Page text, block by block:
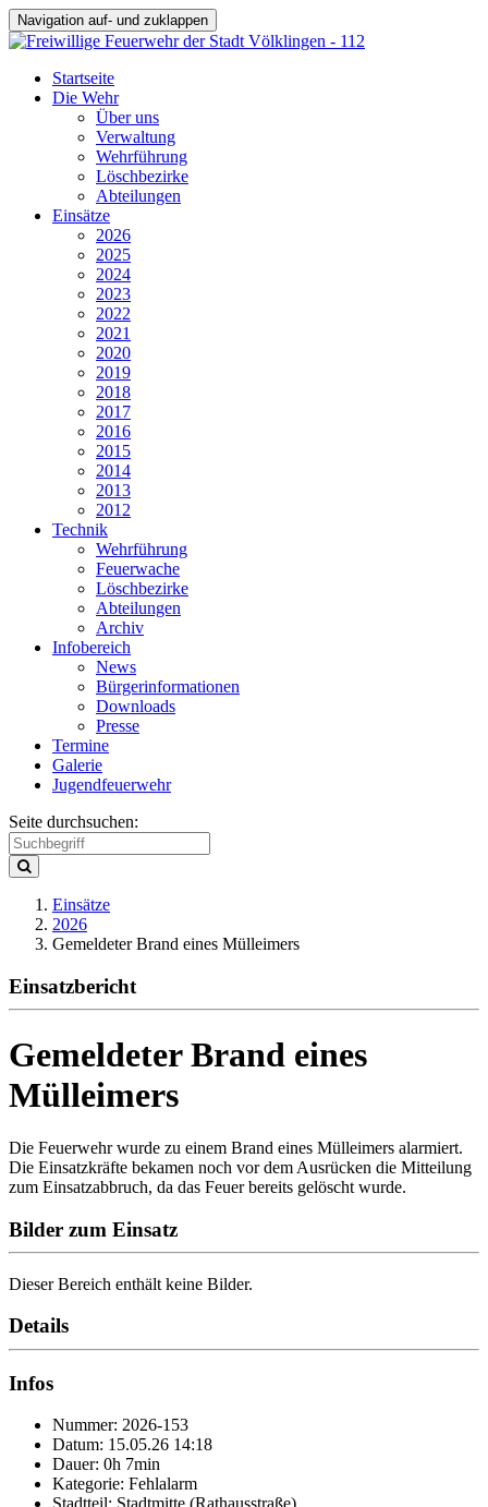
Navigation auf- und zuklappen
Startseite
Die Wehr
Über uns
Verwaltung
Wehrführung
Löschbezirke
Abteilungen
Einsätze
2026
2025
2024
2023
2022
2021
2020
2019
2018
2017
2016
2015
2014
2013
2012
Technik
Wehrführung
Feuerwache
Löschbezirke
Abteilungen
Archiv
Infobereich
News
Bürgerinformationen
Downloads
Presse
Termine
Galerie
Jugendfeuerwehr
Seite durchsuchen:
Einsätze
2026
Gemeldeter Brand eines Mülleimers
Einsatzbericht
Gemeldeter Brand eines
Mülleimers
Die Feuerwehr wurde zu einem Brand eines Mülleimers alarmiert.
Die Einsatzkräfte bekamen noch vor dem Ausrücken die Mitteilung
zum Einsatzabbruch, da das Feuer bereits gelöscht wurde.
Bilder zum Einsatz
Dieser Bereich enthält keine Bilder.
Details
Infos
Nummer: 2026-153
Datum: 15.05.26 14:18
Dauer: 0h 7min
Kategorie: Fehlalarm